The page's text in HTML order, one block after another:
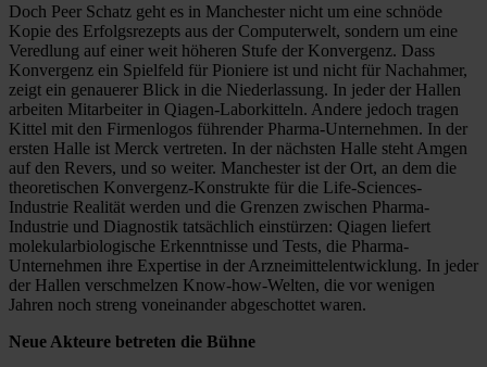
Doch Peer Schatz geht es in Manchester nicht um eine schnöde
Kopie des Erfolgsrezepts aus der Computerwelt, sondern um eine
Veredlung auf einer weit höheren Stufe der Konvergenz. Dass
Konvergenz ein Spielfeld für Pioniere ist und nicht für Nachahmer,
zeigt ein genauerer Blick in die Niederlassung. In jeder der Hallen
arbeiten Mitarbeiter in Qiagen-Laborkitteln. Andere jedoch tragen
Kittel mit den Firmenlogos führender Pharma-Unternehmen. In der
ersten Halle ist Merck vertreten. In der nächsten Halle steht Amgen
auf den Revers, und so weiter. Manchester ist der Ort, an dem die
theoretischen Konvergenz-Konstrukte für die Life-Sciences-
Industrie Realität werden und die Grenzen zwischen Pharma-
Industrie und Diagnostik tatsächlich einstürzen: Qiagen liefert
molekularbiologische Erkenntnisse und Tests, die Pharma-
Unternehmen ihre Expertise in der Arzneimittelentwicklung. In jeder
der Hallen verschmelzen Know-how-Welten, die vor wenigen
Jahren noch streng voneinander abgeschottet waren.
Neue Akteure betreten die Bühne